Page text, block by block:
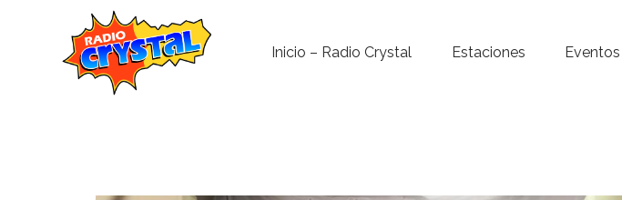
Inicio – Radio Crystal Estaciones Eventos